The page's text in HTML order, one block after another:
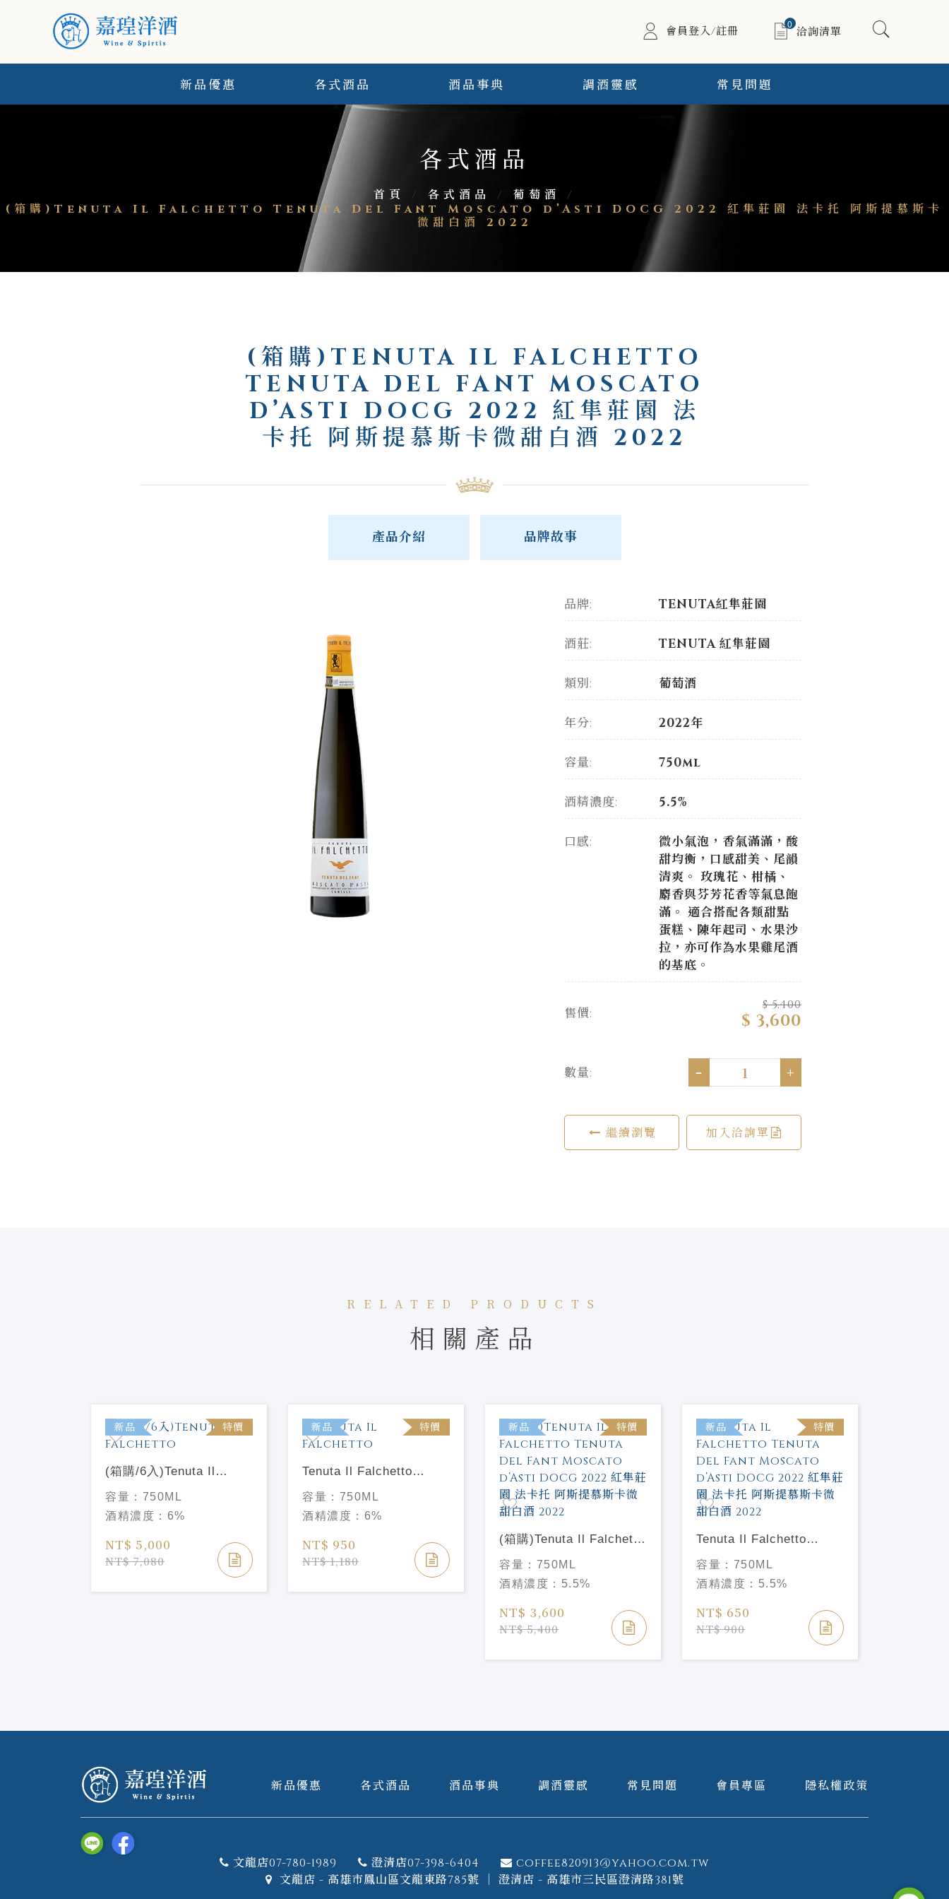
會員登入/註冊 0
洽詢清單
新品優惠 各式酒品 酒品事典 調酒靈感 常見問題
各式酒品
首頁 / 各式酒品 / 葡萄酒
/
(箱購)Tenuta Il Falchetto Tenuta Del Fant Moscato d’Asti DOCG 2022 紅隼莊園 法卡托 阿斯提慕斯卡
微甜白酒 2022
(箱購)TENUTA IL FALCHETTO
TENUTA DEL FANT MOSCATO
D’ASTI DOCG 2022 紅隼莊園 法
卡托 阿斯提慕斯卡微甜白酒 2022
產品介紹 品牌故事
品牌: TENUTA紅隼莊園
酒莊: TENUTA 紅隼莊園
類別: 葡萄酒
年分: 2022年
容量: 750ml
酒精濃度: 5.5%
口感:
微小氣泡，香氣滿滿，酸
甜均衡，口感甜美、尾韻
清爽。 玫瑰花、柑橘、
麝香與芬芳花香等氣息飽
滿。 適合搭配各類甜點
蛋糕、陳年起司、水果沙
拉，亦可作為水果雞尾酒
的基底。
售價:
$ 5,400
$ 3,600
數量: - +
繼續瀏覽 加入洽詢單
RELATED PRODUCTS
相關產品
新品 特價
(箱購/6入)Tenuta Il
Falchetto "Brachetto
dAcqui" 2024 義大利 紅
隼莊園 特級微甜氣泡紅酒
2024
容量： 750ML
酒精濃度： 6%
NT$ 5,000
NT$ 7,080
新品 特價
Tenuta Il Falchetto
"Brachetto dAcqui" 2024
義大利 紅隼莊園 特級微
甜氣泡紅酒 2024
容量： 750ML
酒精濃度： 6%
NT$ 950
NT$ 1,180
新品 特價
(箱購)Tenuta Il Falchetto
Tenuta Del Fant Moscato
d’Asti DOCG 2022 紅隼
莊園 法卡托 阿斯提慕斯
卡微甜白酒 2022
容量： 750ML
酒精濃度： 5.5%
NT$ 3,600
NT$ 5,400
新品 特價
Tenuta Il Falchetto
Tenuta Del Fant Moscato
d’Asti DOCG 2022 紅隼
莊園 法卡托 阿斯提慕斯
卡微甜白酒 2022
容量： 750ML
酒精濃度： 5.5%
NT$ 650
NT$ 900
新品優惠 各式酒品 酒品事典 調酒靈感 常見問題 會員專區 隱私權政策
文龍店07-780-1989 澄清店07-398-6404
coffee820913@yahoo.com.tw
文龍店 - 高雄市鳳山區文龍東路785號 ｜ 澄清店 - 高雄市三民區澄清路381號